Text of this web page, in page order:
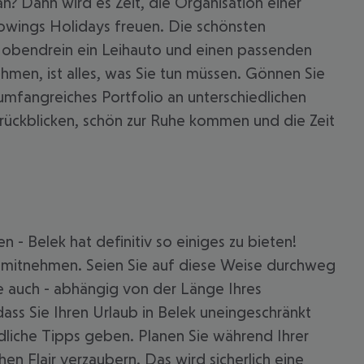
Holidays freuen. Die schönsten
ein Leihauto und einen passenden
ist alles, was Sie tun müssen. Gönnen Sie
Portfolio an unterschiedlichen
schön zur Ruhe kommen und die Zeit
- Belek hat definitiv so einiges zu bieten!
Seien Sie auf diese Weise durchweg
auch - abhängig von der Länge Ihres
Sie Ihren Urlaub in Belek uneingeschränkt
Tipps geben. Planen Sie während Ihrer
Flair verzaubern. Das wird sicherlich eine